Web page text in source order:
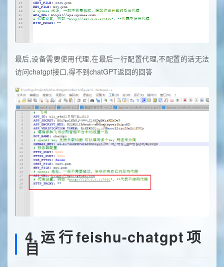
最后,设备需要使用代理,在最后一行配置代理,不配置的话无法
访问chatgpt接口,得不到chatGPT返回的回答
4.运行feishu-chatgpt项
目